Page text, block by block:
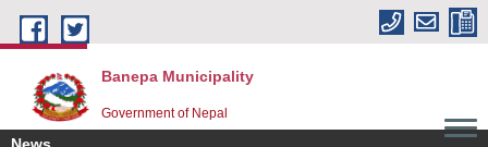
Skip to main content
Banepa Municipality
Government of Nepal